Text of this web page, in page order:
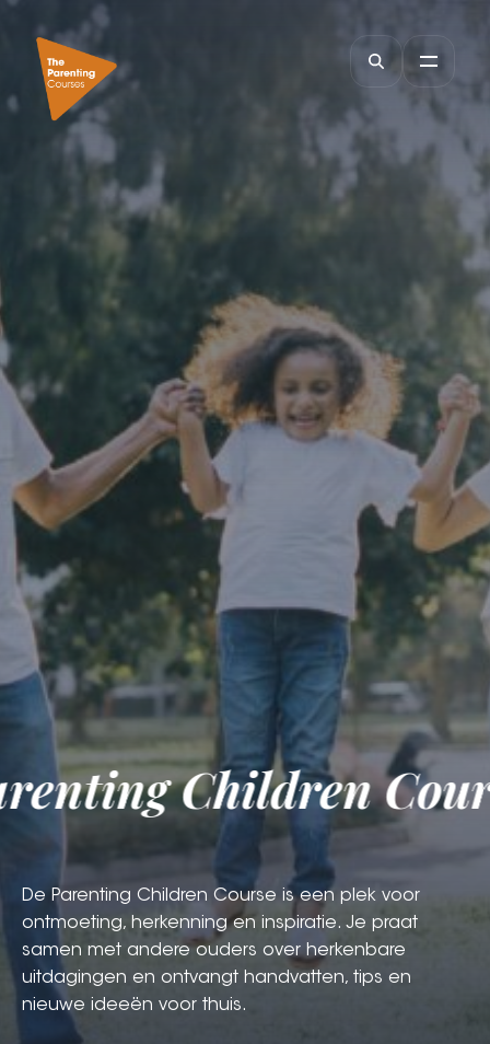
Children
De Parenting Children Course is een plek voor
ontmoeting, herkenning en inspiratie. Je praat
samen met andere ouders over herkenbare
uitdagingen en ontvangt handvatten, tips en
nieuwe ideeën voor thuis.